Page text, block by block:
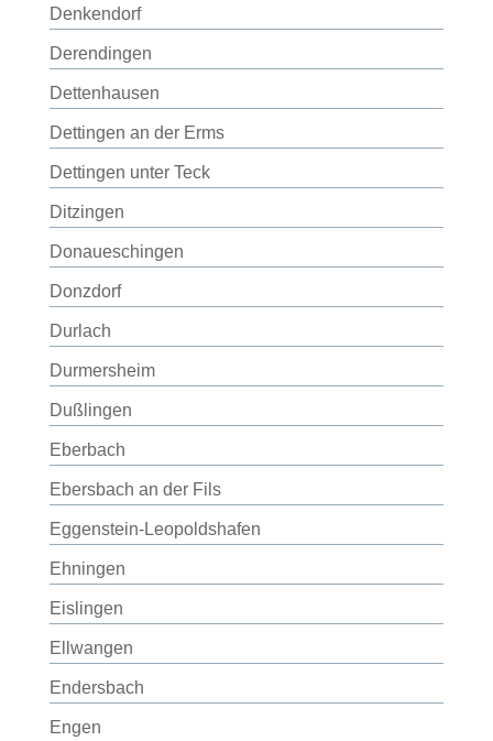
Denkendorf
Derendingen
Dettenhausen
Dettingen an der Erms
Dettingen unter Teck
Ditzingen
Donaueschingen
Donzdorf
Durlach
Durmersheim
Dußlingen
Eberbach
Ebersbach an der Fils
Eggenstein-Leopoldshafen
Ehningen
Eislingen
Ellwangen
Endersbach
Engen